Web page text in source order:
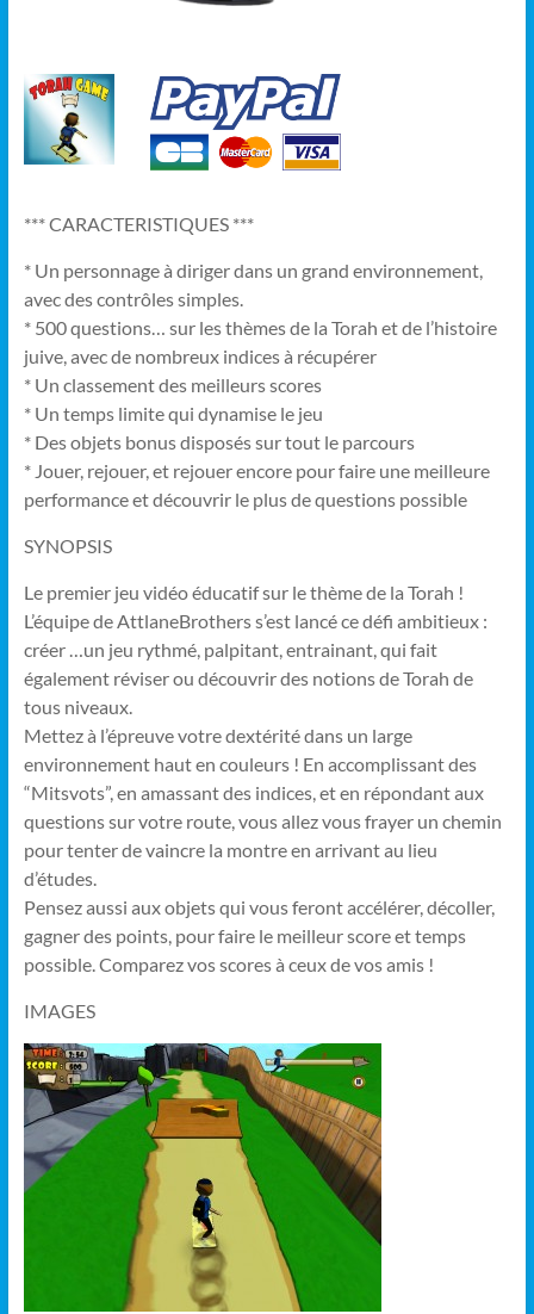
*** CARACTERISTIQUES ***
* Un personnage à diriger dans un grand environnement,
avec des contrôles simples.
* 500 questions… sur les thèmes de la Torah et de l’histoire
juive, avec de nombreux indices à récupérer
* Un classement des meilleurs scores
* Un temps limite qui dynamise le jeu
* Des objets bonus disposés sur tout le parcours
* Jouer, rejouer, et rejouer encore pour faire une meilleure
performance et découvrir le plus de questions possible
SYNOPSIS
Le premier jeu vidéo éducatif sur le thème de la Torah !
L’équipe de AttlaneBrothers s’est lancé ce défi ambitieux :
créer …un jeu rythmé, palpitant, entrainant, qui fait
également réviser ou découvrir des notions de Torah de
tous niveaux.
Mettez à l’épreuve votre dextérité dans un large
environnement haut en couleurs ! En accomplissant des
“Mitsvots”, en amassant des indices, et en répondant aux
questions sur votre route, vous allez vous frayer un chemin
pour tenter de vaincre la montre en arrivant au lieu
d’études.
Pensez aussi aux objets qui vous feront accélérer, décoller,
gagner des points, pour faire le meilleur score et temps
possible. Comparez vos scores à ceux de vos amis !
IMAGES